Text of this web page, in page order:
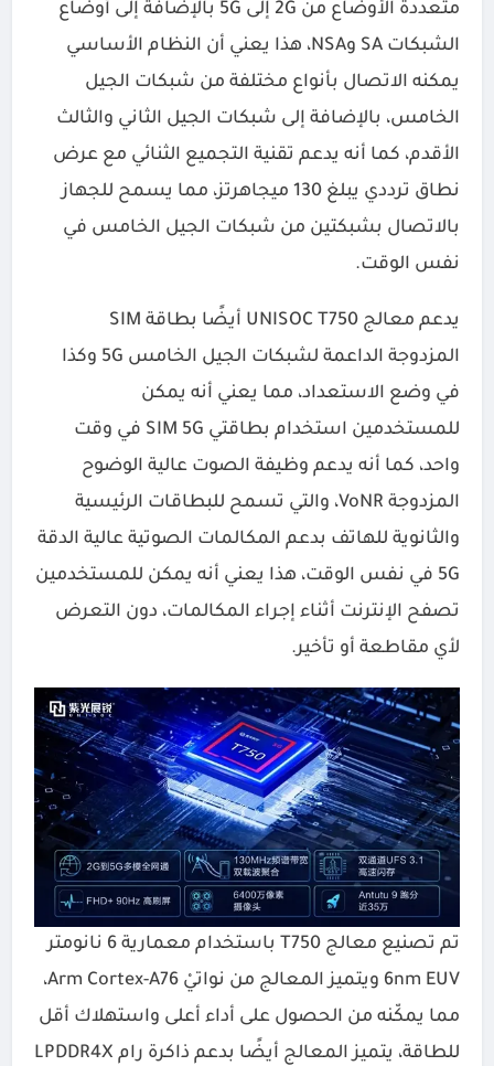
متعددة الأوضاع من 2G إلى 5G بالإضافة إلى أوضاع
الشبكات SA وNSA، هذا يعني أن النظام الأساسي
يمكنه الاتصال بأنواع مختلفة من شبكات الجيل
الخامس، بالإضافة إلى شبكات الجيل الثاني والثالث
الأقدم، كما أنه يدعم تقنية التجميع الثنائي مع عرض
نطاق ترددي يبلغ 130 ميجاهرتز، مما يسمح للجهاز
بالاتصال بشبكتين من شبكات الجيل الخامس في
نفس الوقت.
يدعم معالج UNISOC T750 أيضًا بطاقة SIM
المزدوجة الداعمة لشبكات الجيل الخامس 5G وكذا
في وضع الاستعداد، مما يعني أنه يمكن
للمستخدمين استخدام بطاقتي SIM 5G في وقت
واحد، كما أنه يدعم وظيفة الصوت عالية الوضوح
المزدوجة VoNR، والتي تسمح للبطاقات الرئيسية
والثانوية للهاتف بدعم المكالمات الصوتية عالية الدقة
5G في نفس الوقت، هذا يعني أنه يمكن للمستخدمين
تصفح الإنترنت أثناء إجراء المكالمات، دون التعرض
لأي مقاطعة أو تأخير.
تم تصنيع معالج T750 باستخدام معمارية 6 نانومتر
6nm EUV ويتميز المعالج من نواتيْ Arm Cortex-A76،
مما يمكّنه من الحصول على أداء أعلى واستهلاك أقل
للطاقة، يتميز المعالج أيضًا بدعم ذاكرة رام LPDDR4X